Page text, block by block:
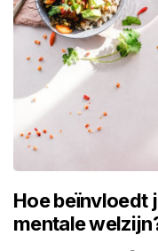
Hoe beïnvloedt
mentale